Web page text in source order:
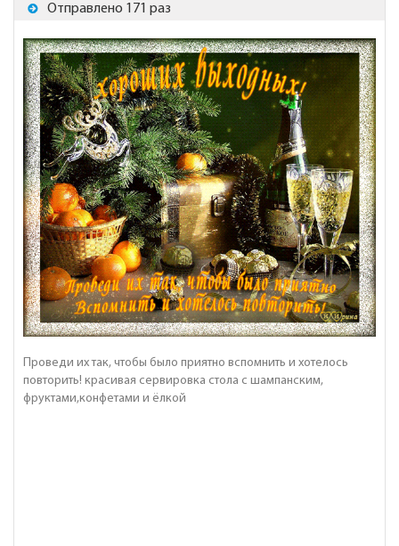
Отправлено 171 раз
Проведи их так, чтобы было приятно вспомнить и хотелось
повторить! красивая сервировка стола с шампанским,
фруктами,конфетами и ёлкой